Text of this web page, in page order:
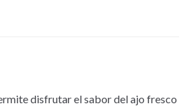
disfrutar el sabor del ajo fresco